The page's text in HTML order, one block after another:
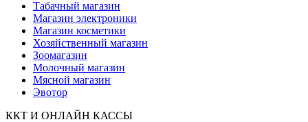
Табачный магазин
Магазин электроники
Магазин косметики
Хозяйственный магазин
Зоомагазин
Молочный магазин
Мясной магазин
Эвотор
ККТ И ОНЛАЙН КАССЫ